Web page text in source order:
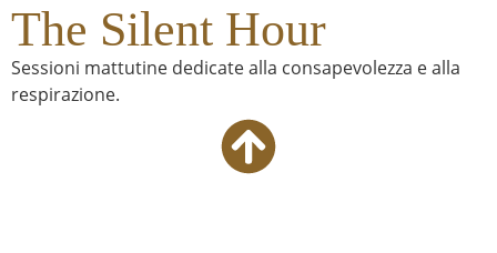
The Silent Hour
Sessioni mattutine dedicate alla consapevolezza e alla
respirazione.